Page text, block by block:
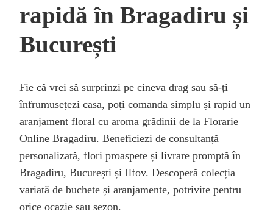
rapidă în Bragadiru și
București
Fie că vrei să surprinzi pe cineva drag sau să-ți
înfrumusețezi casa, poți comanda simplu și rapid un
aranjament floral cu aroma grădinii de la Florarie
Online Bragadiru. Beneficiezi de consultanță
personalizată, flori proaspete și livrare promptă în
Bragadiru, București și Ilfov. Descoperă colecția
variată de buchete și aranjamente, potrivite pentru
orice ocazie sau sezon.